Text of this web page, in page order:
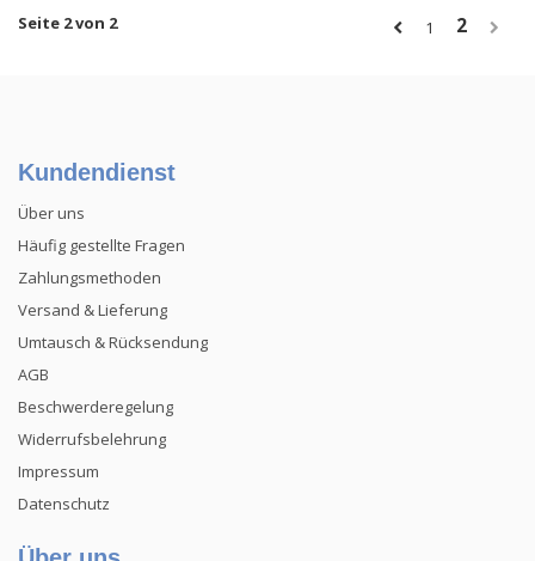
Seite 2 von 2 1 2
Kundendienst
Über uns
Häufig gestellte Fragen
Zahlungsmethoden
Versand & Lieferung
Umtausch & Rücksendung
AGB
Beschwerderegelung
Widerrufsbelehrung
Impressum
Datenschutz